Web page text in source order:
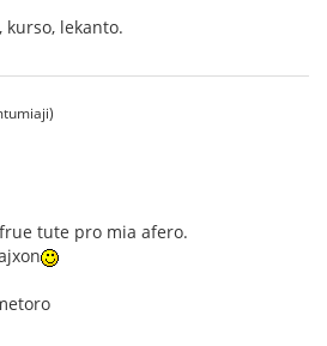
kurso, lekanto.
tute pro mia afero.